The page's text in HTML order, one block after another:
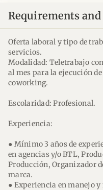
Requirements
Oferta laboral y tipo de
servicios.
Modalidad: Teletrabajo
al mes para la ejecución
coworking.
Escolaridad: Profesional.
Experiencia:
● Mínimo 3 años de
en agencias y/o BTL,
Producción, Organizador
marca.
● Experiencia en manejo